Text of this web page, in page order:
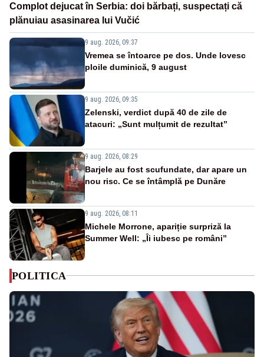
Complot dejucat în Serbia: doi bărbați, suspectați că
plănuiau asasinarea lui Vučić
9 aug. 2026, 09:37
Vremea se întoarce pe dos. Unde lovesc
ploile duminică, 9 august
9 aug. 2026, 09:35
Zelenski, verdict după 40 de zile de
atacuri: „Sunt mulțumit de rezultat”
9 aug. 2026, 08:29
Barjele au fost scufundate, dar apare un
nou risc. Ce se întâmplă pe Dunăre
9 aug. 2026, 08:11
Michele Morrone, apariție surpriză la
Summer Well: „Îi iubesc pe români”
POLITICA